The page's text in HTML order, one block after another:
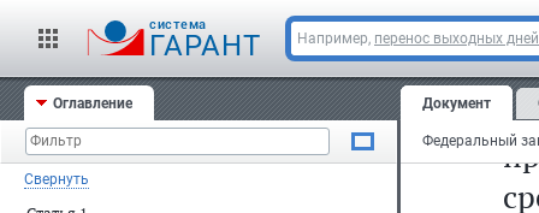
cистема
ГАРАНТ Например, перенос выходных дней
Оглавление
Свернуть
Документ